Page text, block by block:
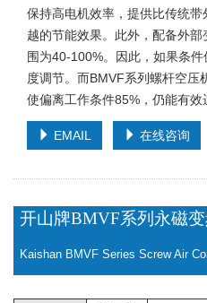
保持高电机效率，提供比传统
越的节能效果。此外，配备外
围为40-100%。因此，如果条
度调节。而BMVF系列螺杆空压
使偏离工作条件85%，仍能有效
EMAIL 在线咨询
开山牌BMVF系列永磁
Kaishan BMVF Series Screw Air